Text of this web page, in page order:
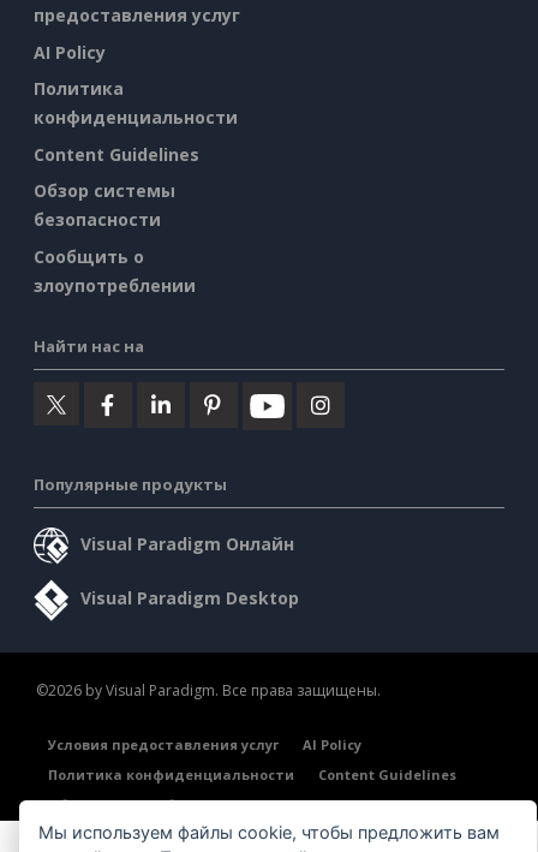
предоставления услуг
AI Policy
Политика
конфиденциальности
Content Guidelines
Обзор системы
безопасности
Сообщить о
злоупотреблении
Найти нас на
Популярные продукты
Visual Paradigm Онлайн
Visual Paradigm Desktop
©2026 by Visual Paradigm. Все права защищены.
Условия предоставления услуг
AI Policy
Политика конфиденциальности
Content Guidelines
Обзор системы безопасности
Мы используем файлы cookie, чтобы предложить вам